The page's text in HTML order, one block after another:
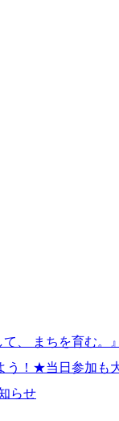
、 まちを育む。
う！★当日参加
らせ